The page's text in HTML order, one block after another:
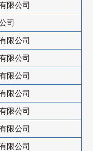
限公司
司
限公司
限公司
限公司
限公司
限公司
限公司
限公司